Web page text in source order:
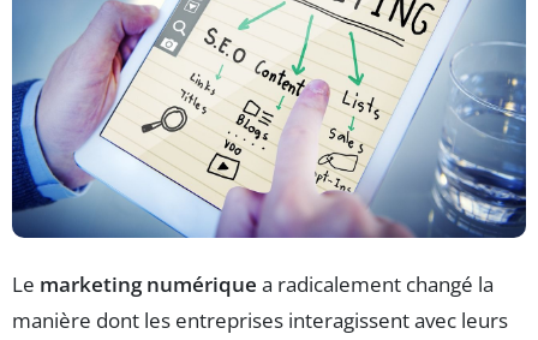
Le marketing numérique a radicalement changé la
manière dont les entreprises interagissent avec leurs